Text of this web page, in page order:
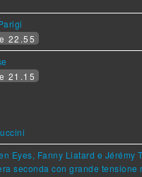
22.55
21.15
Eyes, Fanny Liatard e Jérémy
seconda con grande tensione